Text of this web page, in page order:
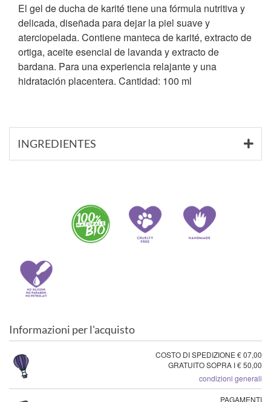
El gel de ducha de karité tiene una fórmula nutritiva y
delicada, diseñada para dejar la piel suave y
aterciopelada. Contiene manteca de karité, extracto de
ortiga, aceite esencial de lavanda y extracto de
bardana. Para una experiencia relajante y una
hidratación placentera. Cantidad: 100 ml
INGREDIENTES
Informazioni per l'acquisto
COSTO DI SPEDIZIONE € 07,00
GRATUITO SOPRA I € 50,00
condizioni generali
PAGAMENTI